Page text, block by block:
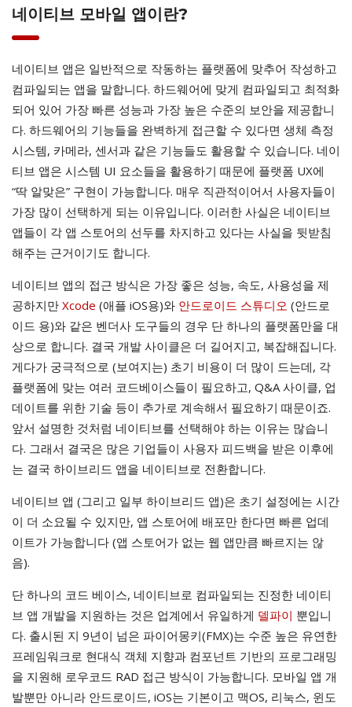
네이티브 모바일 앱이란?
네이티브 앱은 일반적으로 작동하는 플랫폼에 맞추어 작성하고
컴파일되는 앱을 말합니다. 하드웨어에 맞게 컴파일되고 최적화
되어 있어 가장 빠른 성능과 가장 높은 수준의 보안을 제공합니
다. 하드웨어의 기능들을 완벽하게 접근할 수 있다면 생체 측정
시스템, 카메라, 센서과 같은 기능들도 활용할 수 있습니다. 네이
티브 앱은 시스템 UI 요소들을 활용하기 때문에 플랫폼 UX에
“딱 알맞은” 구현이 가능합니다. 매우 직관적이어서 사용자들이
가장 많이 선택하게 되는 이유입니다. 이러한 사실은 네이티브
앱들이 각 앱 스토어의 선두를 차지하고 있다는 사실을 뒷받침
해주는 근거이기도 합니다.
네이티브 앱의 접근 방식은 가장 좋은 성능, 속도, 사용성을 제
공하지만 Xcode (애플 iOS용)와 안드로이드 스튜디오 (안드로
이드 용)와 같은 벤더사 도구들의 경우 단 하나의 플랫폼만을 대
상으로 합니다. 결국 개발 사이클은 더 길어지고, 복잡해집니다.
게다가 궁극적으로 (보여지는) 초기 비용이 더 많이 드는데, 각
플랫폼에 맞는 여러 코드베이스들이 필요하고, Q&A 사이클, 업
데이트를 위한 기술 등이 추가로 계속해서 필요하기 때문이죠.
앞서 설명한 것처럼 네이티브를 선택해야 하는 이유는 많습니
다. 그래서 결국은 많은 기업들이 사용자 피드백을 받은 이후에
는 결국 하이브리드 앱을 네이티브로 전환합니다.
네이티브 앱 (그리고 일부 하이브리드 앱)은 초기 설정에는 시간
이 더 소요될 수 있지만, 앱 스토어에 배포만 한다면 빠른 업데
이트가 가능합니다 (앱 스토어가 없는 웹 앱만큼 빠르지는 않
음).
단 하나의 코드 베이스, 네이티브로 컴파일되는 진정한 네이티
브 앱 개발을 지원하는 것은 업계에서 유일하게 델파이 뿐입니
다. 출시된 지 9년이 넘은 파이어몽키(FMX)는 수준 높은 유연한
프레임워크로 현대식 객체 지향과 컴포넌트 기반의 프로그래밍
을 지원해 로우코드 RAD 접근 방식이 가능합니다. 모바일 앱 개
발뿐만 아니라 안드로이드, iOS는 기본이고 맥OS, 리눅스, 윈도